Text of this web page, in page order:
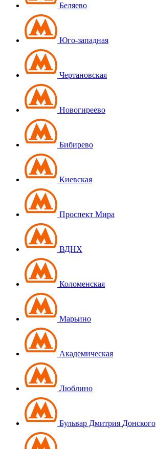
Беляево
Юго-западная
Чертановская
Новогиреево
Бибирево
Киевская
Проспект Мира
ВДНХ
Коломенская
Марьино
Академическая
Люблино
Бульвар Дмитрия Донского